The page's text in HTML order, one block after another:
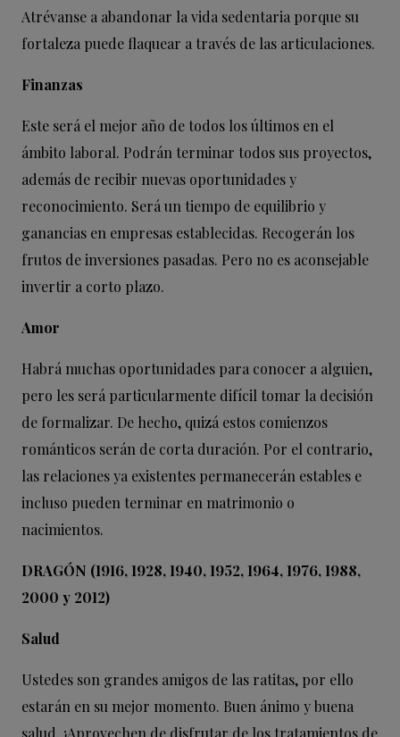
Atrévanse a abandonar la vida sedentaria porque su
fortaleza puede flaquear a través de las articulaciones.
Finanzas
Este será el mejor año de todos los últimos en el
ámbito laboral. Podrán terminar todos sus proyectos,
además de recibir nuevas oportunidades y
reconocimiento. Será un tiempo de equilibrio y
ganancias en empresas establecidas. Recogerán los
frutos de inversiones pasadas. Pero no es aconsejable
invertir a corto plazo.
Amor
Habrá muchas oportunidades para conocer a alguien,
pero les será particularmente difícil tomar la decisión
de formalizar. De hecho, quizá estos comienzos
románticos serán de corta duración. Por el contrario,
las relaciones ya existentes permanecerán estables e
incluso pueden terminar en matrimonio o
nacimientos.
DRAGÓN (1916, 1928, 1940, 1952, 1964, 1976, 1988,
2000 y 2012)
Salud
Ustedes son grandes amigos de las ratitas, por ello
estarán en su mejor momento. Buen ánimo y buena
salud. ¡Aprovechen de disfrutar de los tratamientos de